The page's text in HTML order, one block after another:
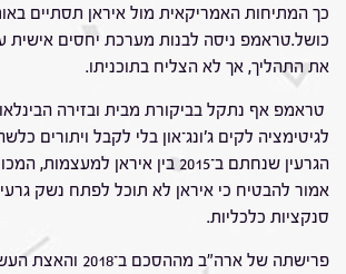
כך המתיחות האמריקאית מול איראן תסתיים
כושל.טראמפ ניסה לבנות מערכת יחסים אישית
את התהליך, אך לא הצליח בתוכניתו.
טראמפ אף נתקל בביקורת מבית ובזירה
לגיטימציה לקים ג'ונג־און בלי לקבל ויתורים
אמור להבטיח כי איראן לא תוכל לפתח נשק
סנקציות כלכליות.
פרישתה של ארה"ב